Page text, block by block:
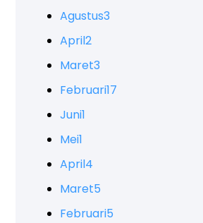
Agustus3
April2
Maret3
Februari17
Juni1
Mei1
April4
Maret5
Februari5